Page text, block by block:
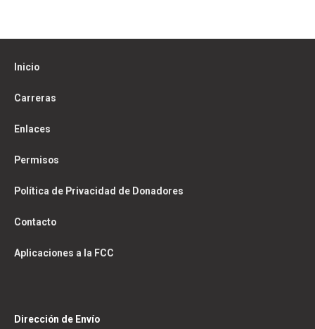
Inicio
Carreras
Enlaces
Permisos
Política de Privacidad de Donadores
Contacto
Aplicaciones a la FCC
Dirección de Envío